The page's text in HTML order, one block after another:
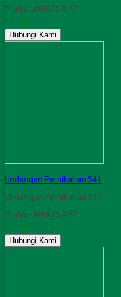
*Lanjut WHATSAPP
Tersedia
Hubungi Kami
Undangan Pernikahan 541
Undangan Pernikahan 541
*Lanjut WHATSAPP
Tersedia
Hubungi Kami